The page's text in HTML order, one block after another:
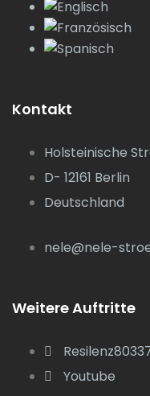
Kontakt
Holsteinische
D- 12161 Berlin
Deutschland
nele@nele-
Weitere Auftritte
Youtube